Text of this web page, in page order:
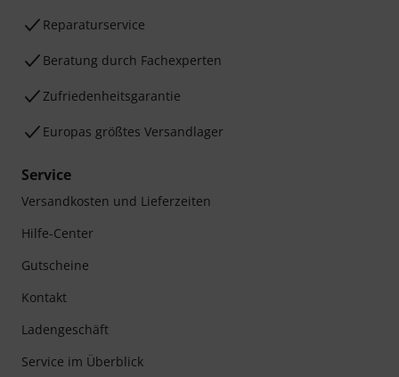
Reparaturservice
Beratung durch Fachexperten
Zufriedenheitsgarantie
Europas größtes Versandlager
Service
Versandkosten und Lieferzeiten
Hilfe-Center
Gutscheine
Kontakt
Ladengeschäft
Service im Überblick